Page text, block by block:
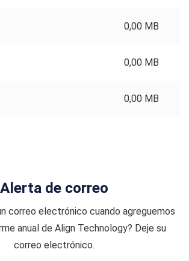
0,00 MB
0,00 MB
0,00 MB
Alerta de correo
correo electrónico cuando agreguemos
anual de Align Technology? Deje su
correo electrónico.